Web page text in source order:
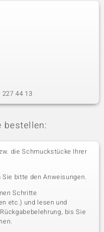
44 13
bestellen:
die Schmuckstücke Ihrer
bitte den Anweisungen.
Schritte
etc.) und lesen und
bis Sie